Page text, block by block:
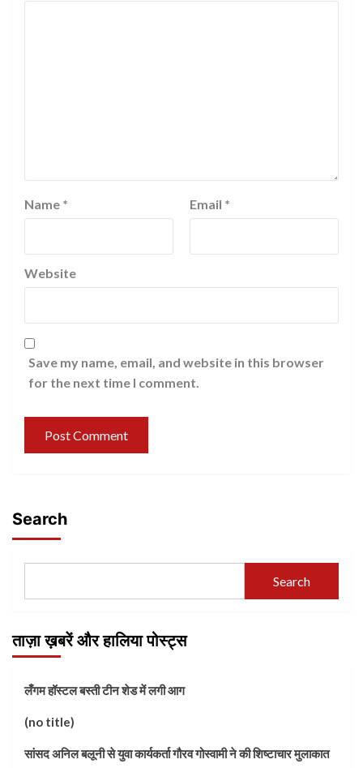
Name * Email *
Website
Save my name, email, and website in this browser
for the next time I comment.
Search
Search
ताज़ा ख़बरें और हालिया पोस्ट्स
लँगम हॉस्टल बस्ती टीन शेड में लगी आग
(no title)
सांसद अनिल बलूनी से युवा कार्यकर्ता गौरव गोस्वामी ने की शिष्टाचार मुलाकात